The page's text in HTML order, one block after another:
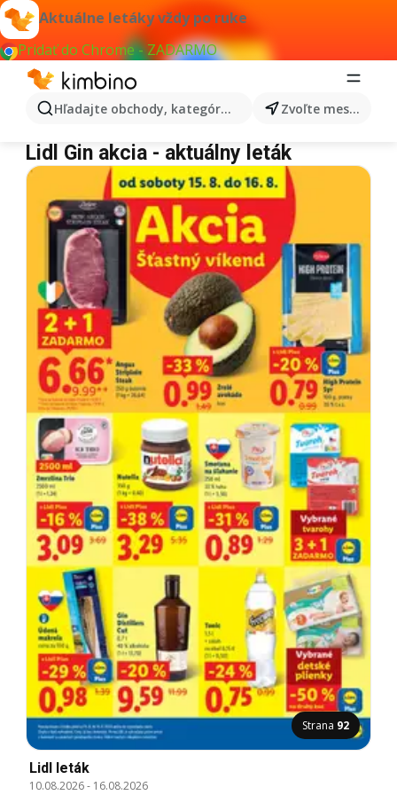
Aktuálne letáky vždy po ruke
Pridať do Chrome - ZADARMO
Hľadajte obchody, kategórie, produkty... Zvoľte mesto
Lidl Gin
Lidl Gin akcia - aktuálny leták
Strana 92
Lidl leták
10.08.2026- 16.08.2026